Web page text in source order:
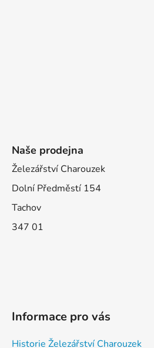
Naše prodejna
Železářství Charouzek
Dolní Předměstí 154
Tachov
347 01
Informace pro vás
Historie Železářství Charouzek